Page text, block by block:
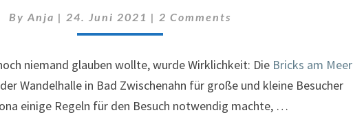
DIE
BRICKS
MEER
4.0
ByAnja | 24. Juni 2021 | Comments
2 Comments
niemand glauben wollte, wurde Wirklichkeit: Die Bricks am Meer
Wandelhalle in Bad Zwischenahn für große und kleine Besucher
einige Regeln für den Besuch notwendig machte, …